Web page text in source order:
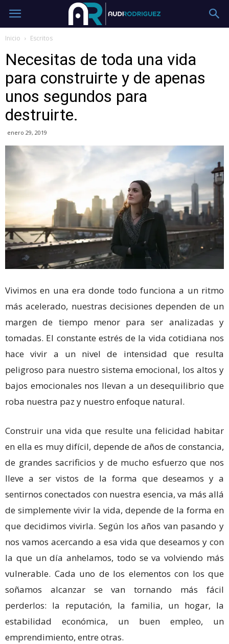
Inicio Escritos
Necesitas de toda una vida
para construirte y de apenas
unos segundos para
destruirte.
enero 29, 2019
Vivimos en una era donde todo funciona a un ritmo
más acelerado, nuestras decisiones dependen de un
margen de tiempo menor para ser analizadas y
tomadas. El constante estrés de la vida cotidiana nos
hace vivir a un nivel de intensidad que resulta
peligroso para nuestro sistema emocional, los altos y
bajos emocionales nos llevan a un desequilibrio que
roba nuestra paz y nuestro enfoque natural.
Construir una vida que resulte una felicidad habitar
en ella es muy difícil, depende de años de constancia,
de grandes sacrificios y de mucho esfuerzo que nos
lleve a ser vistos de la forma que deseamos y a
sentirnos conectados con nuestra esencia, va más allá
de simplemente vivir la vida, depende de la forma en
que decidimos vivirla. Según los años van pasando y
nos vamos acercando a esa vida que deseamos y con
la que un día anhelamos, todo se va volviendo más
vulnerable. Cada uno de los elementos con los que
soñamos alcanzar se van tornando más fácil
perderlos: la reputación, la familia, un hogar, la
estabilidad económica, un buen empleo, un
emprendimiento, entre otras.